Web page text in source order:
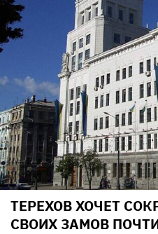
ТЕРЕХОВ ХОЧЕТ
СВОИХ ЗАМОВ